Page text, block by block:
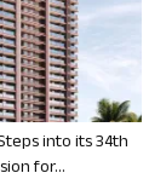
into its 34th
for...